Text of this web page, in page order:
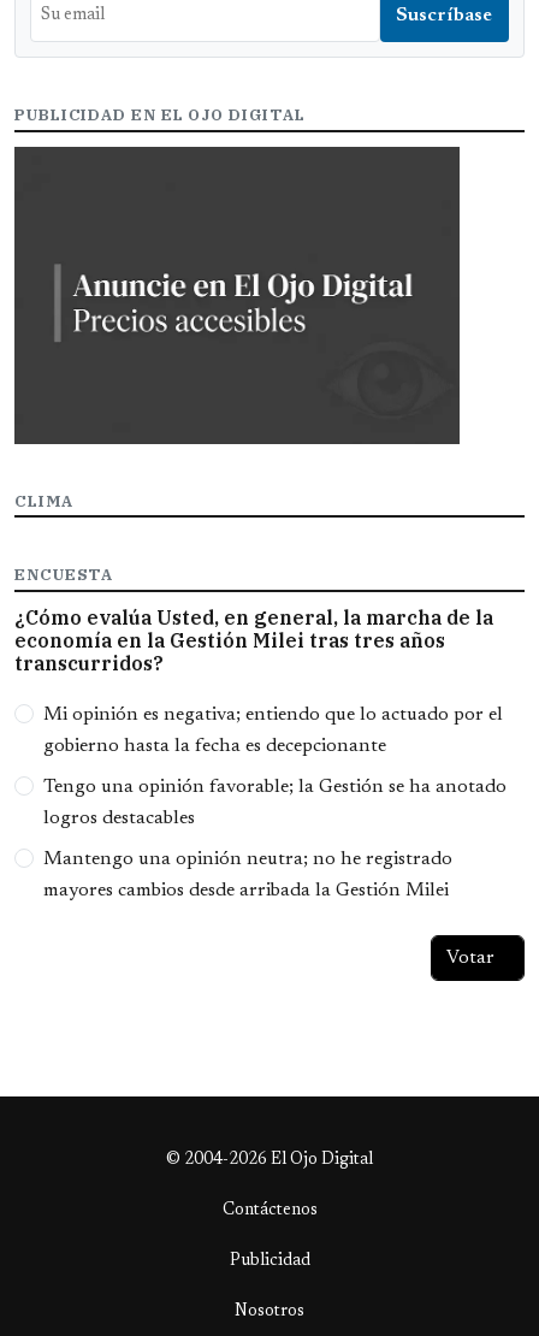
PUBLICIDAD EN EL OJO DIGITAL
CLIMA
ENCUESTA
¿Cómo evalúa Usted, en general, la marcha de la
economía en la Gestión Milei tras tres años
transcurridos?
Opciones
Mi opinión es negativa; entiendo que lo actuado por el
gobierno hasta la fecha es decepcionante
Tengo una opinión favorable; la Gestión se ha anotado
logros destacables
Mantengo una opinión neutra; no he registrado
mayores cambios desde arribada la Gestión Milei
© 2004-2026 El Ojo Digital
Contáctenos
Publicidad
Nosotros